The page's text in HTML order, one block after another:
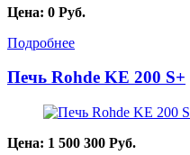
Цена: 0 Руб.
Подробнее
Печь Rohde KE 200 S+
Цена: 1 500 300 Руб.